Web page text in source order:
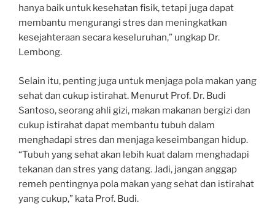
hanya baik untuk kesehatan fisik, tetapi juga dapat
membantu mengurangi stres dan meningkatkan
kesejahteraan secara keseluruhan,” ungkap Dr.
Lembong.
Selain itu, penting juga untuk menjaga pola makan yang
sehat dan cukup istirahat. Menurut Prof. Dr. Budi
Santoso, seorang ahli gizi, makan makanan bergizi dan
cukup istirahat dapat membantu tubuh dalam
menghadapi stres dan menjaga keseimbangan hidup.
“Tubuh yang sehat akan lebih kuat dalam menghadapi
tekanan dan stres yang datang. Jadi, jangan anggap
remeh pentingnya pola makan yang sehat dan istirahat
yang cukup,” kata Prof. Budi.